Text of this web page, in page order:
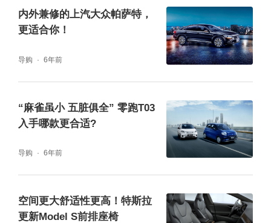
三电终身质保，还有7x24小时管家服务、SOS
紧急救援专线、上门取送车、代步补偿服务和
道路救援等五大尊享用车服务。后期保养维修
不用操心，养车成本低，属于踏踏实实过日子
的类型。此外，在年轻家庭和科技爱好者眼
里，华为智驾和鸿蒙座舱本身就是一种社交话
题，科技感足，开出去也有辨识度。
车标配、天鹅绒顶棚、双腔空气悬架、四门电
内外兼修的上汽大众帕萨特，
更适合你！
导购 6年前
“麻雀虽小 五脏俱全” 零跑T03
入手哪款更合适?
导购 6年前
空间更大舒适性更高！特斯拉
更新Model S前排座椅